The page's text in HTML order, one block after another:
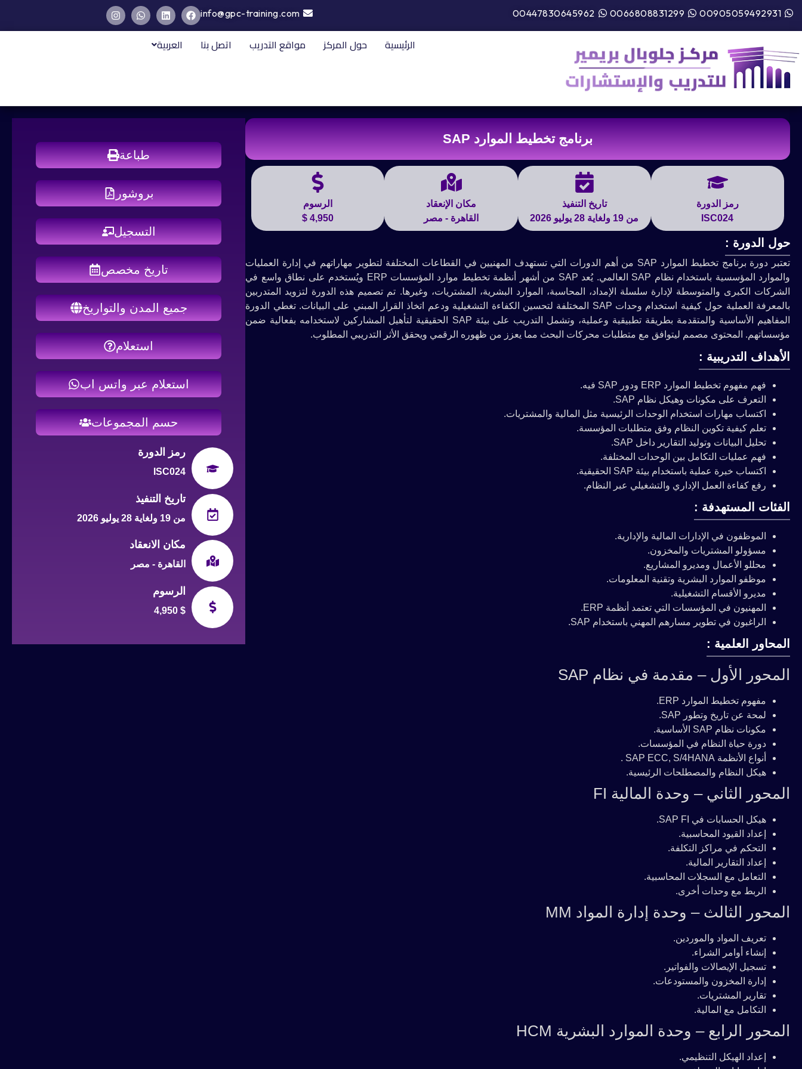
00905059492931
0066808831299
00447830645962
info@gpc-training.com
الرئيسية حول المركز مواقع التدريب اتصل بنا العربية
برنامج تخطيط الموارد SAP
رمز الدورة
ISC024
تاريخ التنفيذ
من 19 ولغاية 28 يوليو 2026
مكان الإنعقاد
القاهرة - مصر
الرسوم
4,950 $
حول الدورة :
تعتبر دورة برنامج تخطيط الموارد SAP من أهم الدورات التي تستهدف المهنيين في القطاعات المختلفة لتطوير مهاراتهم في إدارة العمليات
والموارد المؤسسية باستخدام نظام SAP العالمي. يُعد SAP من أشهر أنظمة تخطيط موارد المؤسسات ERP ويُستخدم على نطاق واسع في
الشركات الكبرى والمتوسطة لإدارة سلسلة الإمداد، المحاسبة، الموارد البشرية، المشتريات، وغيرها. تم تصميم هذه الدورة لتزويد المتدربين
بالمعرفة العملية حول كيفية استخدام وحدات SAP المختلفة لتحسين الكفاءة التشغيلية ودعم اتخاذ القرار المبني على البيانات. تغطي الدورة
المفاهيم الأساسية والمتقدمة بطريقة تطبيقية وعملية، وتشمل التدريب على بيئة SAP الحقيقية لتأهيل المشاركين لاستخدامه بفعالية ضمن
مؤسساتهم. المحتوى مصمم ليتوافق مع متطلبات محركات البحث مما يعزز من ظهوره الرقمي ويحقق الأثر التدريبي المطلوب.
الأهداف التدريبية :
فهم مفهوم تخطيط الموارد ERP ودور SAP فيه.
التعرف على مكونات وهيكل نظام SAP.
اكتساب مهارات استخدام الوحدات الرئيسية مثل المالية والمشتريات.
تعلم كيفية تكوين النظام وفق متطلبات المؤسسة.
تحليل البيانات وتوليد التقارير داخل SAP.
فهم عمليات التكامل بين الوحدات المختلفة.
اكتساب خبرة عملية باستخدام بيئة SAP الحقيقية.
رفع كفاءة العمل الإداري والتشغيلي عبر النظام.
الفئات المستهدفة :
الموظفون في الإدارات المالية والإدارية.
مسؤولو المشتريات والمخزون.
محللو الأعمال ومديرو المشاريع.
موظفو الموارد البشرية وتقنية المعلومات.
مديرو الأقسام التشغيلية.
المهنيون في المؤسسات التي تعتمد أنظمة ERP.
الراغبون في تطوير مسارهم المهني باستخدام SAP.
المحاور العلمية :
المحور الأول – مقدمة في نظام SAP
مفهوم تخطيط الموارد ERP.
لمحة عن تاريخ وتطور SAP.
مكونات نظام SAP الأساسية.
دورة حياة النظام في المؤسسات.
أنواع الأنظمة SAP ECC, S/4HANA .
هيكل النظام والمصطلحات الرئيسية.
المحور الثاني – وحدة المالية FI
هيكل الحسابات في SAP FI.
إعداد القيود المحاسبية.
التحكم في مراكز التكلفة.
إعداد التقارير المالية.
التعامل مع السجلات المحاسبية.
الربط مع وحدات أخرى.
المحور الثالث – وحدة إدارة المواد MM
تعريف المواد والموردين.
إنشاء أوامر الشراء.
تسجيل الإيصالات والفواتير.
إدارة المخزون والمستودعات.
تقارير المشتريات.
التكامل مع المالية.
المحور الرابع – وحدة الموارد البشرية HCM
إعداد الهيكل التنظيمي.
طباعة
بروشور
التسجيل
تاريخ مخصص
جميع المدن والتواريخ
استعلام
استعلام عبر واتس اب
حسم المجموعات
رمز الدورة
ISC024
تاريخ التنفيذ
من 19 ولغاية 28 يوليو 2026
مكان الانعقاد
القاهرة - مصر
الرسوم
4,950 $